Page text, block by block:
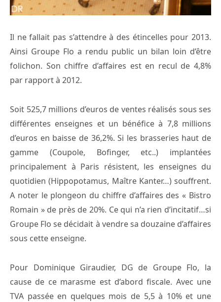
Il ne fallait pas s’attendre à des étincelles pour 2013.
Ainsi Groupe Flo a rendu public un bilan loin d’être
folichon. Son chiffre d’affaires est en recul de 4,8%
par rapport à 2012.
Soit 525,7 millions d’euros de ventes réalisés sous ses
différentes enseignes et un bénéfice à 7,8 millions
d’euros en baisse de 36,2%. Si les brasseries haut de
gamme (Coupole, Bofinger, etc..) implantées
principalement à Paris résistent, les enseignes du
quotidien (Hippopotamus, Maître Kanter…) souffrent.
A noter le plongeon du chiffre d’affaires des « Bistro
Romain » de près de 20%. Ce qui n’a rien d’incitatif…si
Groupe Flo se décidait à vendre sa douzaine d’affaires
sous cette enseigne.
Pour Dominique Giraudier, DG de Groupe Flo, la
cause de ce marasme est d’abord fiscale. Avec une
TVA passée en quelques mois de 5,5 à 10% et une